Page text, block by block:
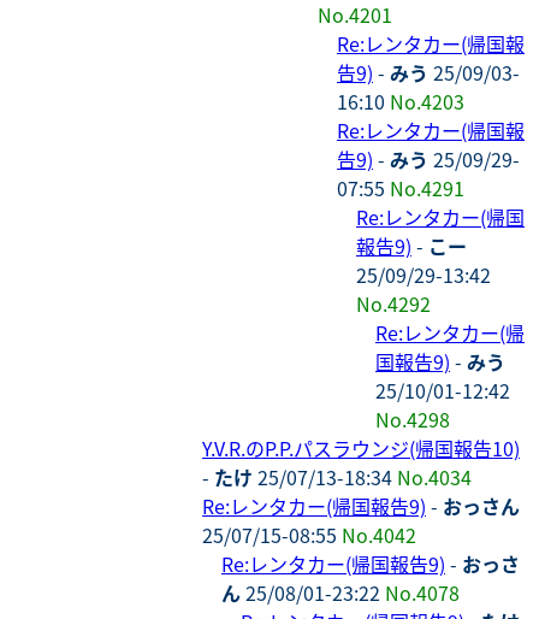
No.4201
Re:レンタカー(帰国報
告9) - みう 25/09/03-
16:10 No.4203
Re:レンタカー(帰国報
告9) - みう 25/09/29-
07:55 No.4291
Re:レンタカー(帰国
報告9) - こー
25/09/29-13:42
No.4292
Re:レンタカー(帰
国報告9) - みう
25/10/01-12:42
No.4298
Y.V.R.のP.P.パスラウンジ(帰国報告10)
- たけ 25/07/13-18:34 No.4034
Re:レンタカー(帰国報告9) - おっさん
25/07/15-08:55 No.4042
Re:レンタカー(帰国報告9) - おっさ
ん25/08/01-23:22 No.4078